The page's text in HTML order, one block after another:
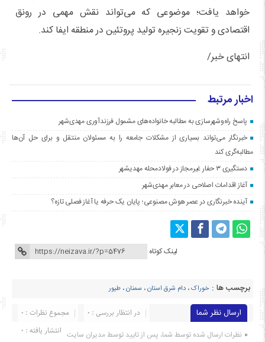
خواهد یافت؛ موضوعی که می‌تواند نقش مهمی در رونق
اقتصادی و تقویت زنجیره تولید پروتئین در منطقه ایفا کند.
انتهای خبر/
اخبار مرتبط
پاسخ راه‌وشهرسازی به مطالبه خانواده‌های مشمول فرزندآوری مهدی‌شهر
خبرنگار می‌تواند بسیاری از مشکلات جامعه را به مسئولان منتقل و برای حل آن‌ها
مطالبه‌گری کند
دستگیری ۳ حفار غیرمجاز در فولادمحله مهدیشهر
آغاز اقدامات اصلاحی در معابر مهدی‌شهر
آینده خبرنگاری در عصر هوش مصنوعی؛ پایان یک حرفه یا آغاز فصلی تازه؟
لینک کوتاه
برچسب ها : خوراک، دام شرق استان، سمنان، طیور
ارسال نظر شما مجموع نظرات : 0
در انتظار بررسی : 0
انتشار یافته : ۰ نظرات ارسال شده توسط شما، پس از تایید توسط مدیران سایت